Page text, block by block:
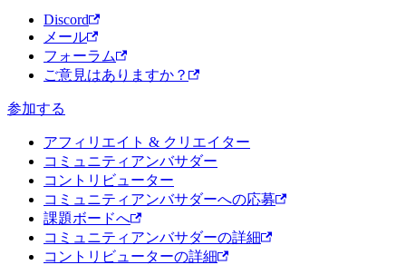
Discord
メール
フォーラム
ご意見はありますか？
参加する
アフィリエイト & クリエイター
コミュニティアンバサダー
コントリビューター
コミュニティアンバサダーへの応募
課題ボードへ
コミュニティアンバサダーの詳細
コントリビューターの詳細